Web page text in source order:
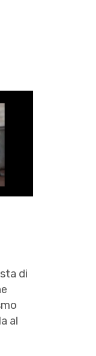
di
al